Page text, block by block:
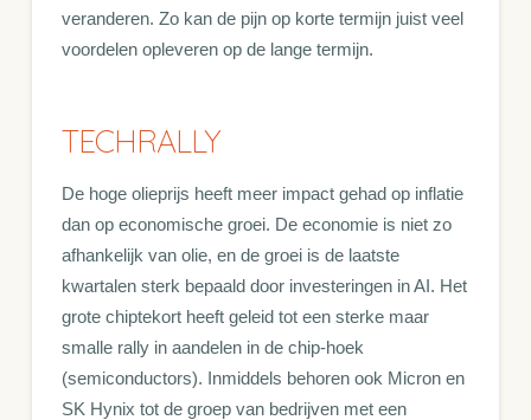
veranderen. Zo kan de pijn op korte termijn juist veel
voordelen opleveren op de lange termijn.
TECHRALLY
De hoge olieprijs heeft meer impact gehad op inflatie
dan op economische groei. De economie is niet zo
afhankelijk van olie, en de groei is de laatste
kwartalen sterk bepaald door investeringen in AI. Het
grote chiptekort heeft geleid tot een sterke maar
smalle rally in aandelen in de chip-hoek
(semiconductors). Inmiddels behoren ook Micron en
SK Hynix tot de groep van bedrijven met een